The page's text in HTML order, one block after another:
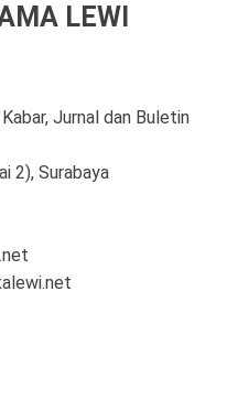
LEWI
Jurnal dan Buletin
2), Surabaya